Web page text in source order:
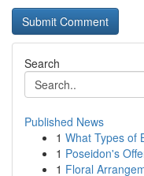
Search
Published News
1 What Types of
1 Poseidon's
1 Floral